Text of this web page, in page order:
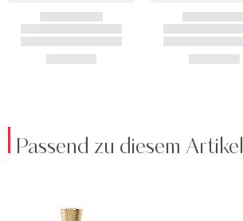
Passend zu diesem Artikel